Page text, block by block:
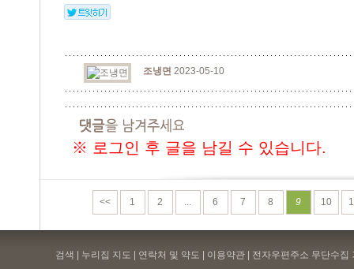
조냉면 2023-05-10
※ 로그인 후 글을 남길 수 있습니다.
<< 1 2 ... 6 7 8 9 10
검색 | 누리집 지도 | 연락처 및 약도 | 이용약관 | 전자우편주소 무단수집